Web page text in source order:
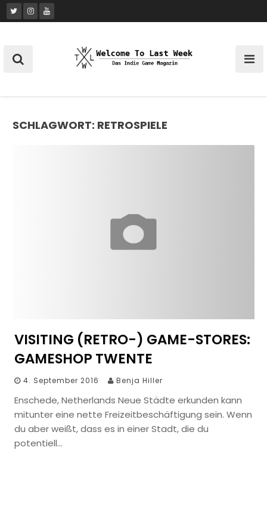
Skip
to
SCHLAGWORT: RETROSPIELE
VISITING (RETRO-) GAME-STORES:
GAMESHOP TWENTE
4. September 2016 Benja Hiller
Enschede, Netherlands Neue Städte erkunden kann
mitunter eine nette Freizeitbeschäftigung sein. Wenn
du aber weißt, dass es in einer Stadt, die du
potentiell…